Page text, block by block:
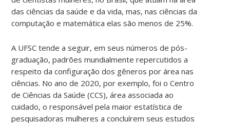
das ciências da saúde e da vida, mas, nas ciências da
computação e matemática elas são menos de 25%.
A UFSC tende a seguir, em seus números de pós-
graduação, padrões mundialmente repercutidos a
respeito da configuração dos gêneros por área nas
ciências. No ano de 2020, por exemplo, foi o Centro
de Ciências da Saúde (CCS), área associada ao
cuidado, o responsável pela maior estatística de
pesquisadoras mulheres a concluírem seus estudos